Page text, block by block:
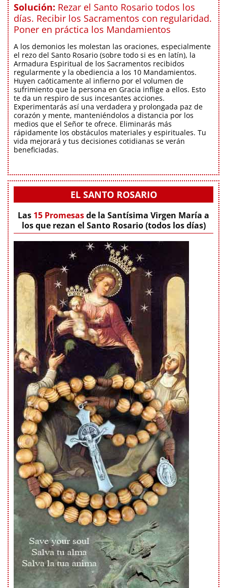
Solución: Rezar el Santo Rosario todos los
días. Recibir los Sacramentos con regularidad.
Poner en práctica los Mandamientos
A los demonios les molestan las oraciones, especialmente
el rezo del Santo Rosario (sobre todo si es en latín), la
Armadura Espiritual de los Sacramentos recibidos
regularmente y la obediencia a los 10 Mandamientos.
Huyen caóticamente al infierno por el volumen de
sufrimiento que la persona en Gracia inflige a ellos. Esto
te da un respiro de sus incesantes acciones.
Experimentarás así una verdadera y prolongada paz de
corazón y mente, manteniéndolos a distancia por los
medios que el Señor te ofrece. Eliminarás más
rápidamente los obstáculos materiales y espirituales. Tu
vida mejorará y tus decisiones cotidianas se verán
beneficiadas.
EL SANTO ROSARIO
Las 15 Promesasde la Santísima Virgen María a
los que rezan el Santo Rosario (todos los días)